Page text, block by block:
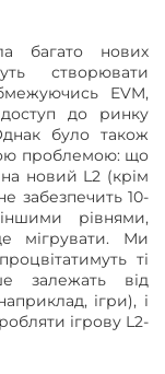
багато нових
створювати
EVM,
до ринку
було також
проблемою: що
новий L2 (крім
забезпечить 10-
рівнями,
мігрувати. Ми
ті
залежать від
ігри), і
ігрову L2-